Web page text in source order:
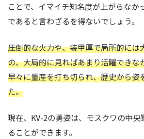
ことで、イマイチ知名度が上がらなか
であると言わざるを得ないでしょう。
圧倒的な火力や、装甲厚で局所的には
の、大局的に見ればあまり活躍できな
早々に量産を打ち切られ、歴史から姿
た。
現在、KV-2の勇姿は、モスクワの中央
ることができます。